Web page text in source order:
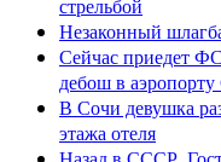
стрельбой
Незаконный
Сейчас приедет
дебош в
В Сочи девушка
этажа отеля